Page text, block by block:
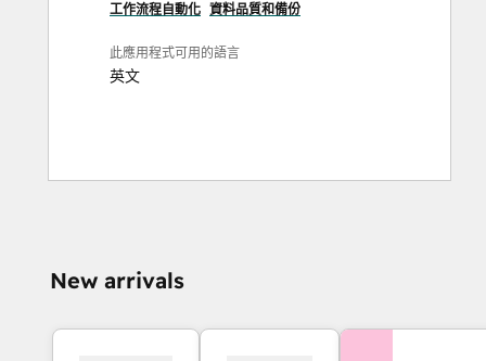
工作流程自動化 資料品質和備份
此應用程式可用的語言
英文
New arrivals